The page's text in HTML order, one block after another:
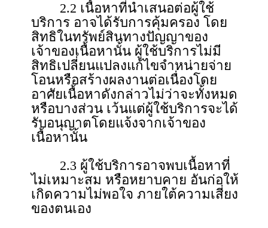
2.2 เนื้อหาที่นําเสนอต่อผู้ใช้
บริการ อาจได้รับการคุ้มครอง โดย
สิทธิในทรัพย์สินทางปัญญาของ
เจ้าของเนื้อหานั้น ผู้ใช้บริการไม่มี
สิทธิเปลี่ยนแปลงแก้ไขจําหน่ายจ่าย
โอนหรือสร้างผลงานต่อเนื่องโดย
อาศัยเนื้อหาดังกล่าวไม่ว่าจะทั้งหมด
หรือบางส่วน เว้นแต่ผู้ใช้บริการจะได้
รับอนุญาตโดยแจ้งจากเจ้าของ
เนื้อหานั้น
2.3 ผู้ใช้บริการอาจพบเนื้อหาที่
ไม่เหมาะสม หรือหยาบคาย อันก่อให้
เกิดความไม่พอใจ ภายใต้ความเสี่ยง
ของตนเอง